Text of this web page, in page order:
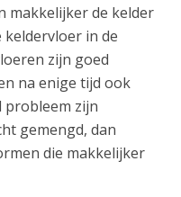
makkelijker de kelder
keldervloer in de
zijn goed
na enige tijd ook
probleem zijn
gemengd, dan
die makkelijker